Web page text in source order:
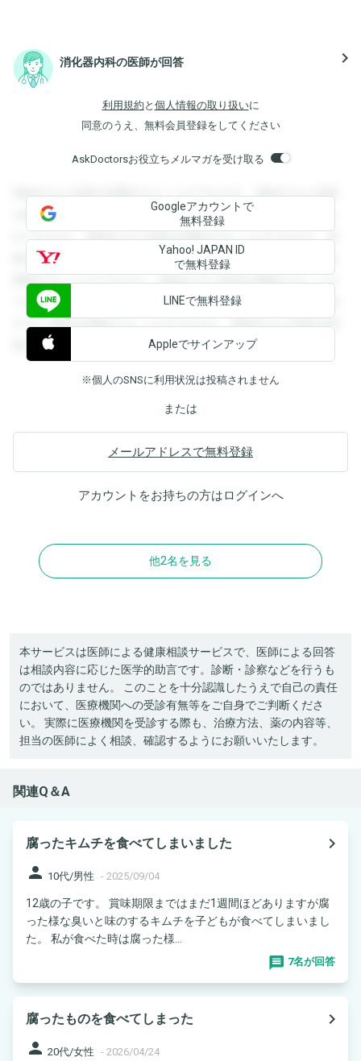
消化器内科の医師が回答 navigate_next
利用規約 と 個人情報の取り扱いに
同意のうえ、無料会員登録をしてください
AskDoctorsお役立ちメルマガを受け取る
登録すると回答を閲覧することができます。登録すると回答
を閲覧することができます。登録すると回答を閲覧すること
ができます。登録すると回答を閲覧することができます。登
録すると回答を閲覧することができます。登録すると回答を
閲覧することができます。登録すると回答を閲覧することが
できます。登録すると回答を閲覧することができます。登録
すると回答を閲覧することができます。登録すると回答を閲
覧することができます。
Googleアカウントで
無料登録
Yahoo! JAPAN ID
で無料登録
LINEで無料登録
Appleでサインアップ
※個人のSNSに利用状況は投稿されません
または
メールアドレスで無料登録
アカウントをお持ちの方はログインへ
他2名を見る
本サービスは医師による健康相談サービスで、医師による回答
は相談内容に応じた医学的助言です。診断・診察などを行うも
のではありません。 このことを十分認識したうえで自己の責任
において、医療機関への受診有無等をご自身でご判断くださ
い。 実際に医療機関を受診する際も、治療方法、薬の内容等、
担当の医師によく相談、確認するようにお願いいたします。
関連Q＆A
腐ったキムチを食べてしまいました
navigate_next
person 10代/男性 - 2025/09/04
12歳の子です。 賞味期限まではまだ1週間ほどありますが腐
った様な臭いと味のするキムチを子どもが食べてしまいまし
た。 私が食べた時は腐った様...
7名が回答
腐ったものを食べてしまった
navigate_next
person 20代/女性 - 2026/04/24